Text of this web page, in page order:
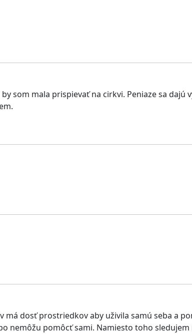
som mala prispievať na cirkvi. Peniaze sa dajú
má dosť prostriedkov aby uživila samú seba a
nemôžu pomôcť sami. Namiesto toho sledujem